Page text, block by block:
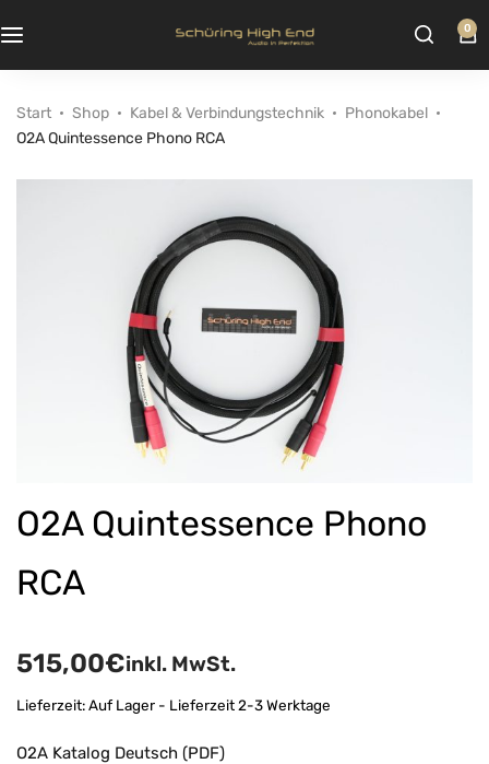
0
Start Shop Kabel & Verbindungstechnik
Phonokabel
O2A Quintessence Phono RCA
O2A Quintessence Phono
RCA
515,00€inkl. MwSt.
Lieferzeit:Auf Lager - Lieferzeit 2-3 Werktage
O2A Katalog Deutsch (PDF)